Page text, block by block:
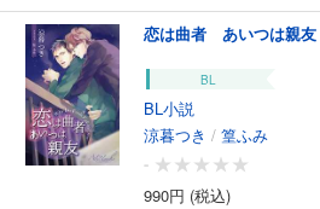
恋は曲者 あいつは親友
BL
BL小説
涼暮つき / 篁ふみ
-
990円 (税込)